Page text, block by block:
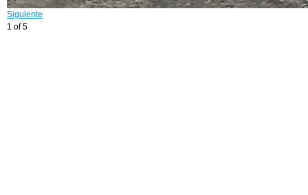
Siguiente
1 of 5